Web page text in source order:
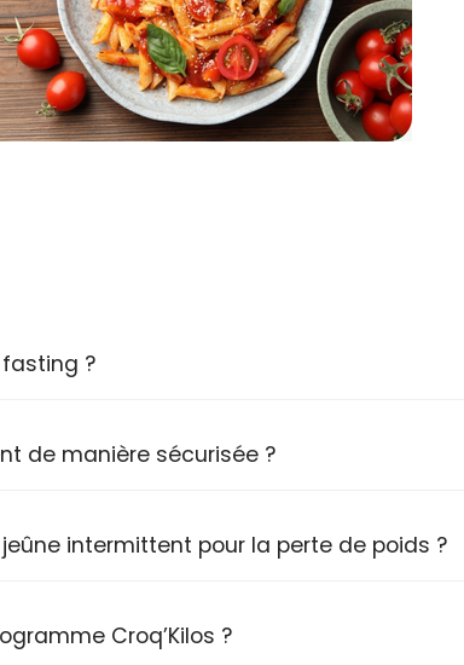
?
de manière sécurisée ?
intermittent pour la perte de poids ?
Croq’Kilos ?